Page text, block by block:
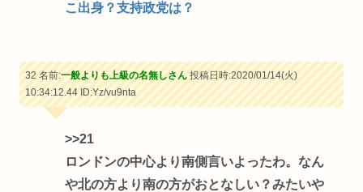
こ出身？支持政党は？
32 名前:一般よりも上級の名無しさん投稿日時:2020/01/14(火)
10:34:12.44ID:Yz/vu9nta
>>21
ロンドンの中心より南側言いよったわ。なん
や北の方より南の方がおとなしい？みたいや